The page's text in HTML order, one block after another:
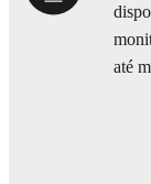
até